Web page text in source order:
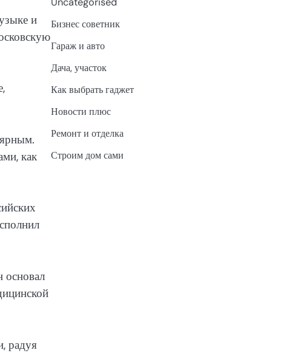
и
как
основал
радуя
Бизнес советник
Гараж и авто
Дача, участок
Как выбрать гаджет
Новости плюс
Ремонт и отделка
Строим дом сами